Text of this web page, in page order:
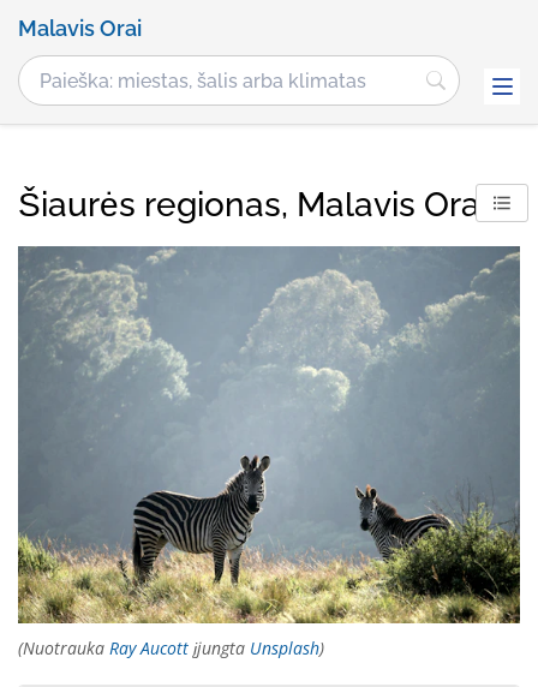
Malavis Orai
Šiaurės regionas, Malavis Orai
(Nuotrauka Ray Aucott įjungta Unsplash)